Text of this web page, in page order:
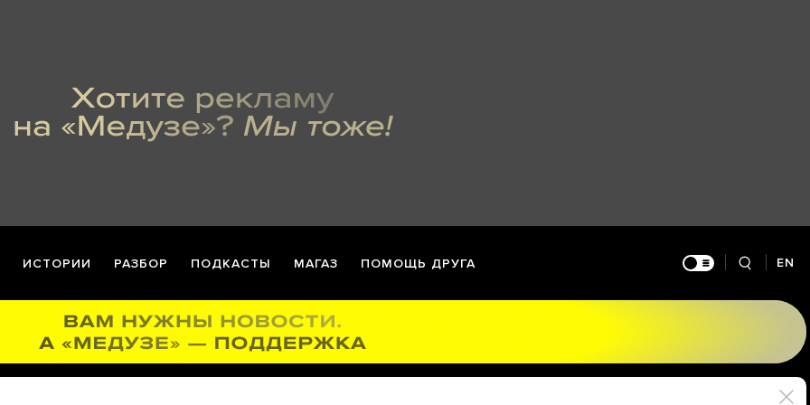
ИСТОРИИ РАЗБОР ПОДКАСТЫ МАГАЗ ПОМОЩЬ ДРУГА EN